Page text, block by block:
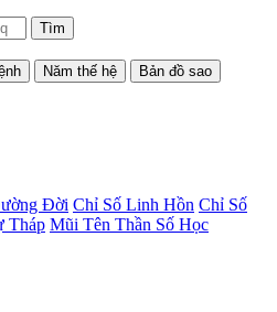
Tìm
Năm thế hệ
Bản đồ sao
Đời Chỉ Số Linh Hồn Chỉ Số
Tháp Mũi Tên Thần Số Học